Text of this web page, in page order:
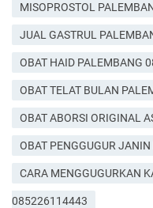
MISOPROSTOL
JUAL GASTRUL
OBAT HAID PALEMBANG
OBAT TELAT BULAN
OBAT ABORSI ORIGINAL
OBAT PENGGUGUR
CARA MENGGUGURKAN
085226114443